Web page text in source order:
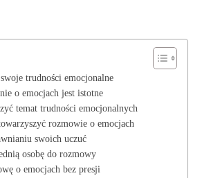
trudności emocjonalne
o emocjach jest istotne
temat trudności emocjonalnych
rozmowie o emocjach
swoich uczuć
osobę do rozmowy
o emocjach bez presji